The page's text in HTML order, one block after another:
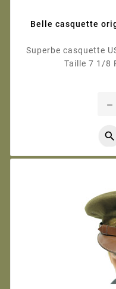
Belle casquette
Superbe casquette
remove
